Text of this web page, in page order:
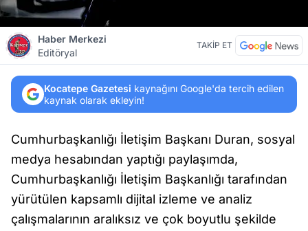
Haber Merkezi
Editöryal
TAKİP ET
Kocatepe Gazetesi kaynağını Google'da tercih edilen
kaynak olarak ekleyin!
Cumhurbaşkanlığı İletişim Başkanı Duran, sosyal
medya hesabından yaptığı paylaşımda,
Cumhurbaşkanlığı İletişim Başkanlığı tarafından
yürütülen kapsamlı dijital izleme ve analiz
çalışmalarının aralıksız ve çok boyutlu şekilde